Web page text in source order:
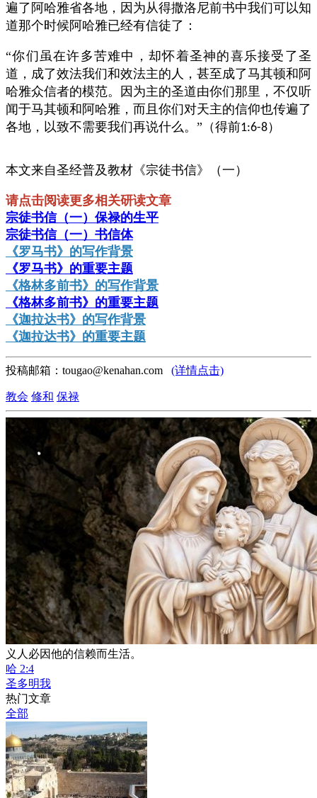
遍了阿哈雅省各地，因为从得撒洛尼前书中我们可以知
道那个时候阿哈雅已经有信徒了：
“你们虽在许多苦难中，却怀着圣神的喜乐接受了圣
道，成了效法我们和效法主的人，甚至成了马其顿和阿
哈雅众信者的模范。因为主的圣道由你们那里，不仅听
闻于马其顿和阿哈雅，而且你们对天主的信仰也传遍了
各地，以致不需要我们再说什么。”（得前1:6-8）
本文来自圣经普及教材《宗徒书信》（一）
请点击阅读更多相关研读文章
宗徒书信（一）保禄的生平
宗徒书信（一）书信体
《罗马书》的写作背景
《罗马书》的重要主题
《格林多前书》的写作背景
《格林多前书》的重要主题
《迦拉达书》的写作背景
《迦拉达书》的重要主题
投稿邮箱：tougao@kenahan.com (详情点击)
教会 修和 保禄
义人必因他的信赖而生活。
哈 2:4
圣多明我
热门文章
全部